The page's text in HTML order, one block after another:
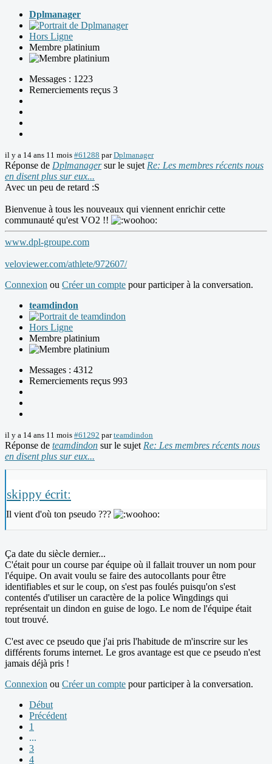
Dplmanager
Hors Ligne
Membre platinium
Messages : 1223
Remerciements reçus 3
il y a 14 ans 11 mois #61288 parDplmanager
Réponse de Dplmanagersur le sujetRe: Les membres récents nous
en disent plus sur eux...
Avec un peu de retard :S
Bienvenue à tous les nouveaux qui viennent enrichir cette
communauté qu'est VO2 !!
www.dpl-groupe.com
veloviewer.com/athlete/972607/
Connexion ou Créer un compte pour participer à la conversation.
teamdindon
Hors Ligne
Membre platinium
Messages : 4312
Remerciements reçus 993
il y a 14 ans 11 mois #61292 parteamdindon
Réponse de teamdindon sur le sujetRe: Les membres récents nous
en disent plus sur eux...
skippy écrit:
Il vient d'où ton pseudo ???
Ça date du siècle dernier...
C'était pour un course par équipe où il fallait trouver un nom pour
l'équipe. On avait voulu se faire des autocollants pour être
identifiables et sur le coup, on s'est pas foulés puisqu'on s'est
contentés d'utiliser un caractère de la police Wingdings qui
représentait un dindon en guise de logo. Le nom de l'équipe était
tout trouvé.
C'est avec ce pseudo que j'ai pris l'habitude de m'inscrire sur les
différents forums internet. Le gros avantage est que ce pseudo n'est
jamais déjà pris !
Connexion ou Créer un compte pour participer à la conversation.
Début
Précédent
1
...
3
4